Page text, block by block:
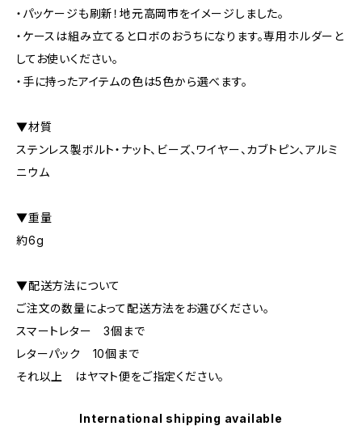
・パッケージも刷新！地元高岡市をイメージしました。
・ケースは組み立てるとロボのおうちになります。専用ホルダーと
してお使いください。
・手に持ったアイテムの色は5色から選べます。
▼材質
ステンレス製ボルト・ナット、ビーズ、ワイヤー、カブトピン、アルミ
ニウム
▼重量
約6g
▼配送方法について
ご注文の数量によって配送方法をお選びください。
スマートレター 3個まで
レターパック 10個まで
それ以上 はヤマト便をご指定ください。
International shipping available